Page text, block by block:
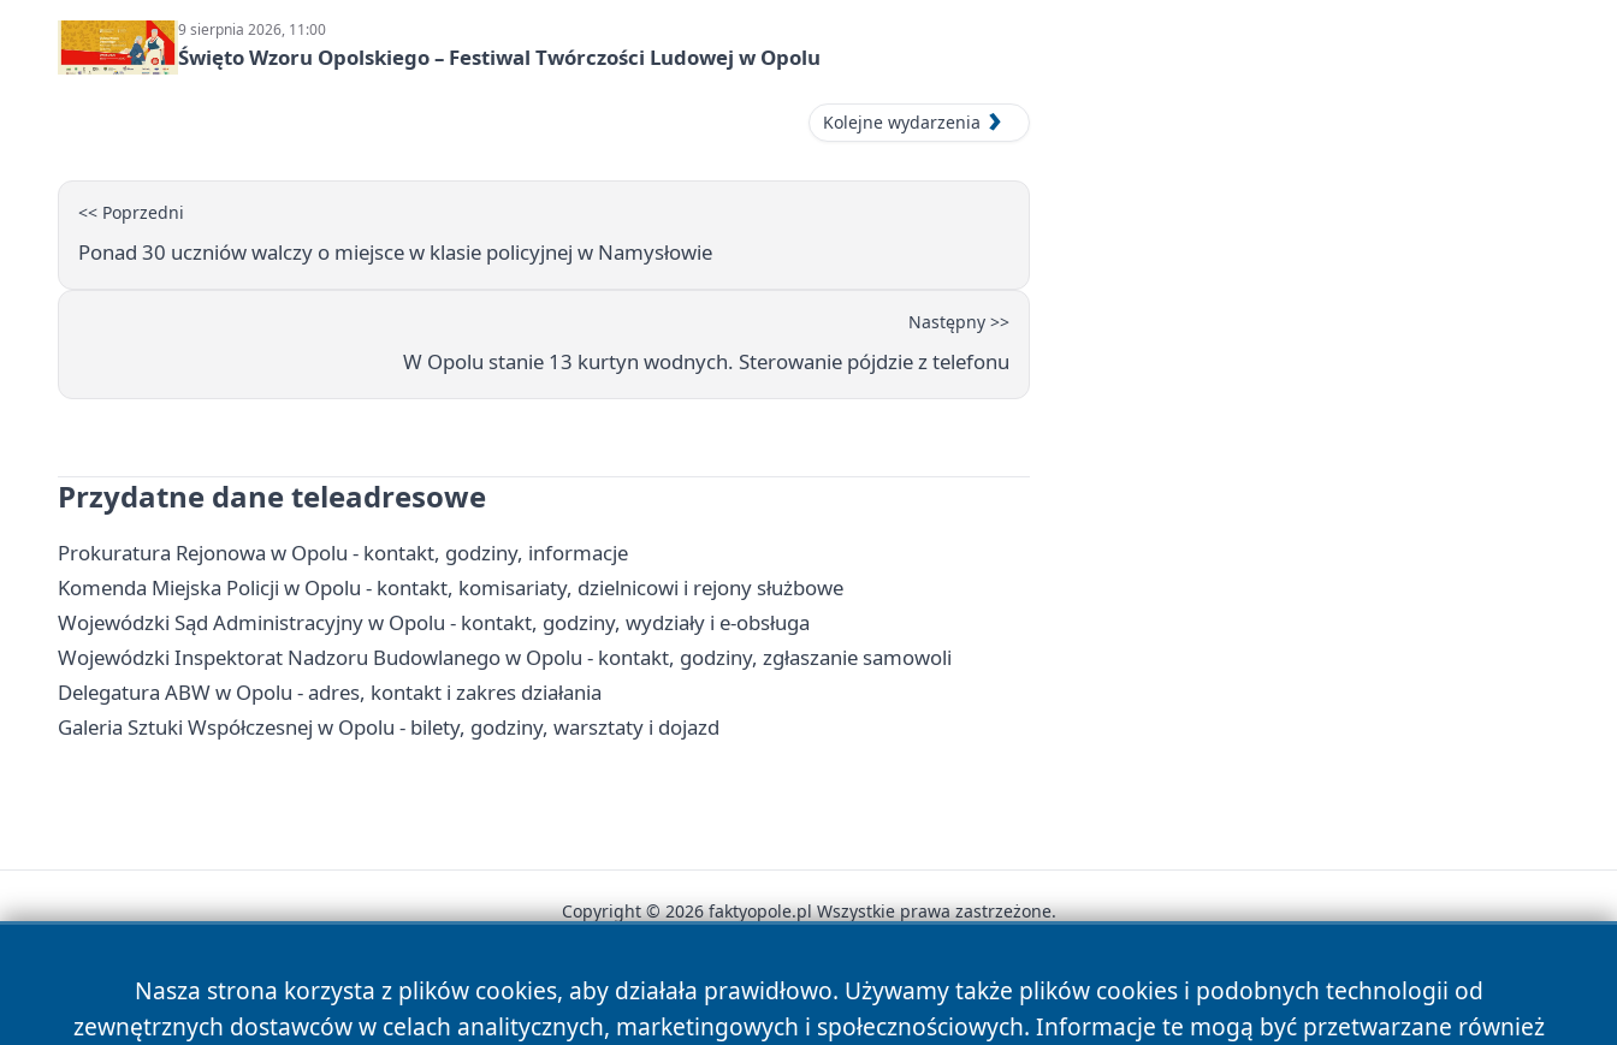
9 sierpnia 2026, 11:00
Święto Wzoru Opolskiego – Festiwal Twórczości Ludowej w Opolu
Kolejne wydarzenia
<< Poprzedni
Ponad 30 uczniów walczy o miejsce w klasie policyjnej w Namysłowie
Następny >>
W Opolu stanie 13 kurtyn wodnych. Sterowanie pójdzie z telefonu
Przydatne dane teleadresowe
Prokuratura Rejonowa w Opolu - kontakt, godziny, informacje
Komenda Miejska Policji w Opolu - kontakt, komisariaty, dzielnicowi i rejony służbowe
Wojewódzki Sąd Administracyjny w Opolu - kontakt, godziny, wydziały i e-obsługa
Wojewódzki Inspektorat Nadzoru Budowlanego w Opolu - kontakt, godziny, zgłaszanie samowoli
Delegatura ABW w Opolu - adres, kontakt i zakres działania
Galeria Sztuki Współczesnej w Opolu - bilety, godziny, warsztaty i dojazd
Nasza strona korzysta z plików cookies, aby działała prawidłowo. Używamy także plików cookies i podobnych technologii od
zewnętrznych dostawców w celach analitycznych, marketingowych i społecznościowych. Informacje te mogą być przetwarzane również
Copyright © 2026 faktyopole.pl Wszystkie prawa zastrzeżone.
News Autorzy Polityka Prywatności Polityka Cookies